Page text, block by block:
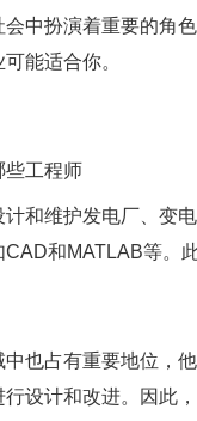
中扮演着重要的角
能适合你。
和维护发电厂、变
和MATLAB等。
也占有重要地位，
设计和改进。因此